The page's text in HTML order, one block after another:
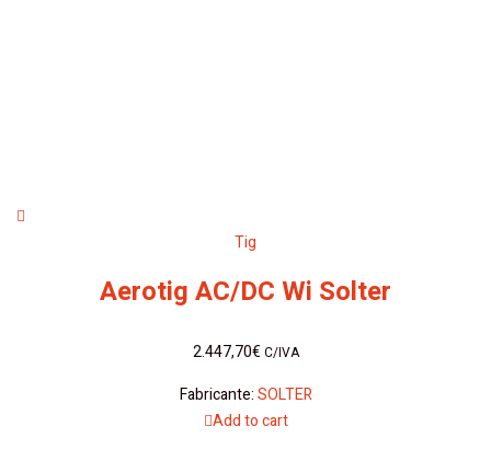
Tig
Aerotig AC/DC Wi Solter
2.447,70€ C/IVA
Fabricante:SOLTER
Add to cart